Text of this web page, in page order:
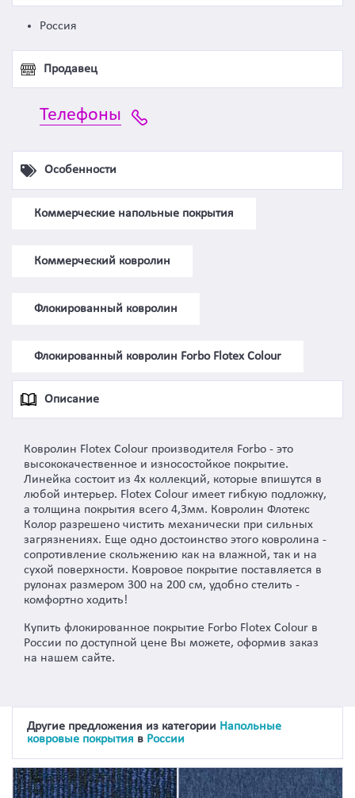
Россия
Продавец
Телефоны
Особенности
Коммерческие напольные покрытия
Коммерческий ковролин
Флокированный ковролин
Флокированный ковролин Forbo Flotex Colour
Описание
Ковролин Flotex Colour производителя Forbo - это
высококачественное и износостойкое покрытие.
Линейка состоит из 4х коллекций, которые впишутся в
любой интерьер. Flotex Colour имеет гибкую подложку,
а толщина покрытия всего 4,3мм. Ковролин Флотекс
Колор разрешено чистить механически при сильных
загрязнениях. Еще одно достоинство этого ковролина -
сопротивление скольжению как на влажной, так и на
сухой поверхности. Ковровое покрытие поставляется в
рулонах размером 300 на 200 см, удобно стелить -
комфортно ходить!
Купить флокированное покрытие Forbo Flotex Colour в
России по доступной цене Вы можете, оформив заказ
на нашем сайте.
Другие предложения из категории Напольные
ковровые покрытия в России